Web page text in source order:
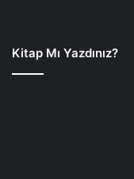
Kitap Mı Yazdınız?